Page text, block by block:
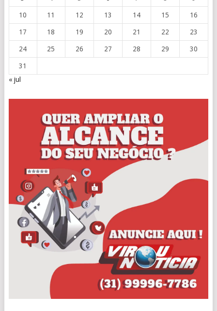
10 11 12 13 14 15 16
17 18 19 20 21 22 23
24 25 26 27 28 29 30
31
« jul